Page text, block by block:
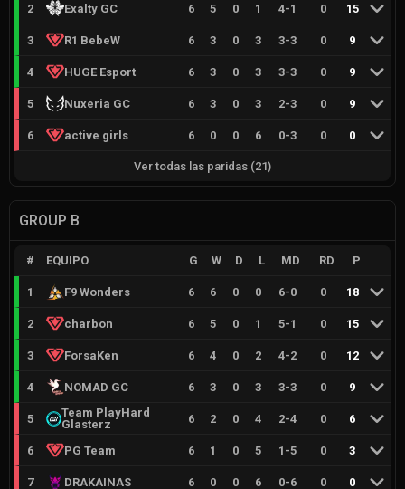
2 Exalty GC 6 5 0 1 4-1 0 15
3 R1 BebeW 6 3 0 3 3-3 0 9
4 HUGE Esport 6 3 0 3 3-3 0 9
5 Nuxeria GC 6 3 0 3 2-3 0 9
6 active girls 6 0 0 6 0-3 0 0
Ver todas las paridas (21)
GROUP B
# EQUIPO G W D L MD RD P
1 F9 Wonders 6 6 0 0 6-0 0 18
2 charbon 6 5 0 1 5-1 0 15
3 ForsaKen 6 4 0 2 4-2 0 12
4 NOMAD GC 6 3 0 3 3-3 0 9
5
Team PlayHard
Glasterz
6 2 0 4 2-4 0 6
6 PG Team 6 1 0 5 1 -5 0 3
7 DRAKAINAS 6 0 0 6 0-6 0 0